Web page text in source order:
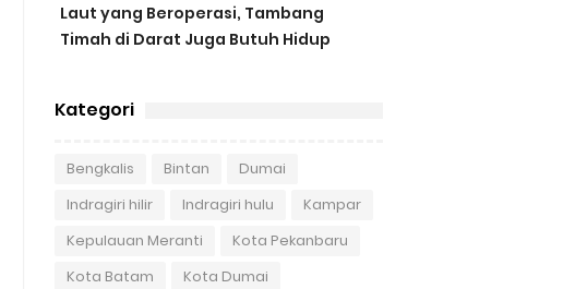
Laut yang Beroperasi, Tambang
Timah di Darat Juga Butuh Hidup
Kategori
Bengkalis Bintan
Dumai
Indragiri hilir
Indragiri hulu
Kampar
Kepulauan Meranti
Kota Pekanbaru
Kota Batam
Kota Dumai